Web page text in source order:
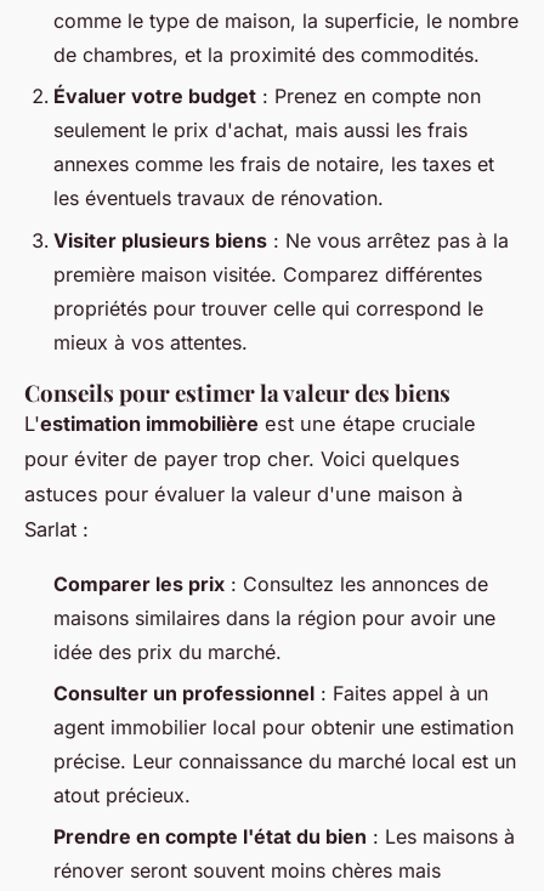
comme le type de maison, la superficie, le nombre
de chambres, et la proximité des commodités.
Évaluer votre budget : Prenez en compte non
seulement le prix d'achat, mais aussi les frais
annexes comme les frais de notaire, les taxes et
les éventuels travaux de rénovation.
Visiter plusieurs biens : Ne vous arrêtez pas à la
première maison visitée. Comparez différentes
propriétés pour trouver celle qui correspond le
mieux à vos attentes.
Conseils pour estimer la valeur des biens
L'estimation immobilière est une étape cruciale
pour éviter de payer trop cher. Voici quelques
astuces pour évaluer la valeur d'une maison à
Sarlat :
Comparer les prix : Consultez les annonces de
maisons similaires dans la région pour avoir une
idée des prix du marché.
Consulter un professionnel : Faites appel à un
agent immobilier local pour obtenir une estimation
précise. Leur connaissance du marché local est un
atout précieux.
Prendre en compte l'état du bien : Les maisons à
rénover seront souvent moins chères mais